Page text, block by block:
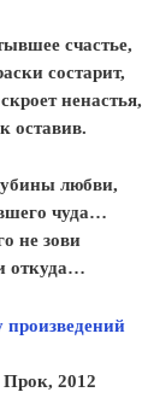
счастье,
состарит,
ненастья,
оставив.
любви,
чуда…
не зови
откуда…
произведений
2012